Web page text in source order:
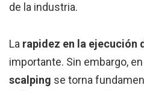
de la industria.
La rapidez en la ejecución
importante. Sin embargo,
scalping se torna